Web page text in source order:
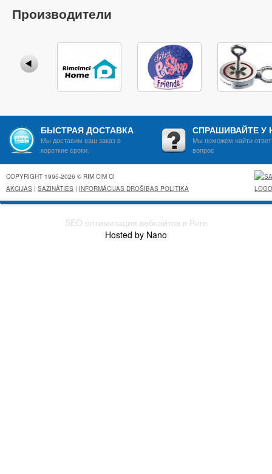
Производители
БЫСТРАЯ ДОСТАВКА
Мы доставим ваш заказ в
короткие сроки.
СПРАШИВАЙТЕ У
Мы поможем найти
вопрос
COPYRIGHT 1995-2026 © RIM CIM CI
AKCIJAS | SAZINĀTIES | INFORMĀCIJAS DROŠIBAS POLITIKA
SEO оптимизация вебсайтов в Риге
Hosted by Nano